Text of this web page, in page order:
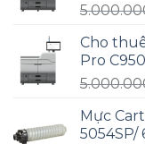
Cho
Pro
Mực
5054SP/